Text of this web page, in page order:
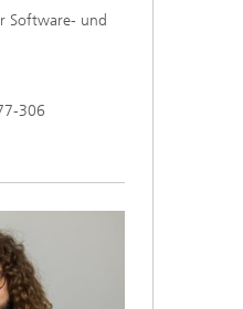
Software- und
306